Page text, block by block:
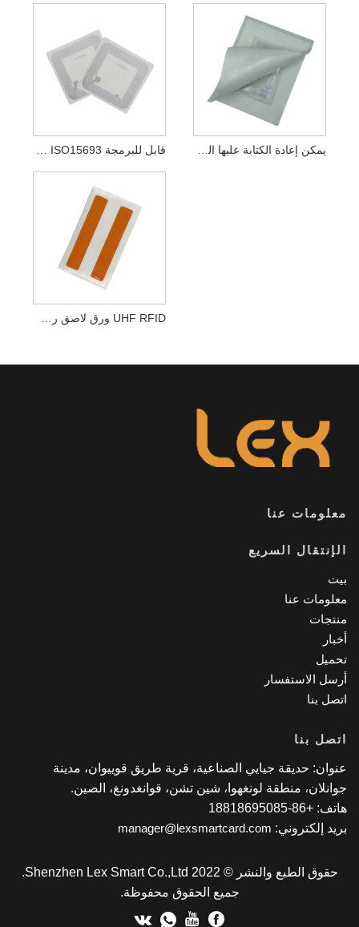
قابل للبرمجة ISO15693 لاصق ملصقات RFID يمكن إعادة الكتابة عليها السلبي IC الإلكترونية RFID ملصقات الأمن
UHF RFID ورق لاصق رطب البطانة / ملصق / علامة RFID / ملصق
عنا
السريع
عنا
الاستفسار
بنا
بنا
حديقة جيايي الصناعية، قرية طريق قوييوان، مدينة
منطقة لونغهوا، شين تشن، قوانغدونغ، الصين.
18818695085
إلكتروني:manager@lexsmartcard.com
حقوق الطبع والنشر © 2022 Shenzhen Lex Smart Co.,Ltd.
جميع الحقوق محفوظة.